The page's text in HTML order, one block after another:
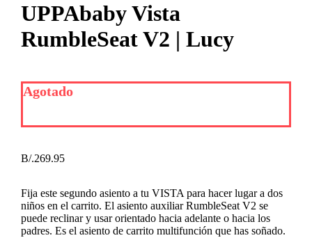
UPPAbaby Vista
RumbleSeat V2 | Lucy
B/.269.95
Fija este segundo asiento a tu VISTA para hacer lugar a dos
niños en el carrito. El asiento auxiliar RumbleSeat V2 se
puede reclinar y usar orientado hacia adelante o hacia los
padres. Es el asiento de carrito multifunción que has soñado.
Agotado